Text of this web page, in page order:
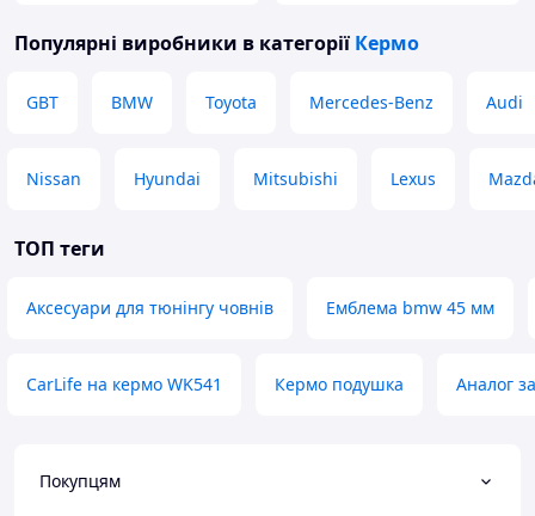
Популярні виробники в категорії Кермо
GBT BMW Toyota Mercedes-Benz Audi
Nissan Hyundai Mitsubishi Lexus
ТОП теги
Аксесуари для тюнінгу човнів Емблема bmw 45 мм
CarLife на кермо WK541 Кермо подушка Аналог
Покупцям